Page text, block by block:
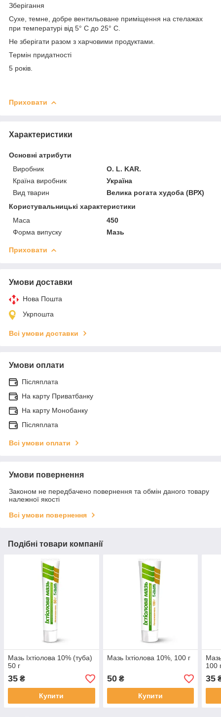
Зберігання
Сухе, темне, добре вентильоване приміщення на стелажах
при температурі від 5° С до 25° С.
Не зберігати разом з харчовими продуктами.
Термін придатності
5 років.
Приховати
Характеристики
Основні атрибути
Виробник
O. L. KAR.
Країна виробник
Україна
Вид тварин
Велика рогата худоба (ВРХ)
Користувальницькі характеристики
Маса
450
Форма випуску
Мазь
Приховати
Умови доставки
Нова Пошта
Укрпошта
Всі умови доставки
Умови оплати
Післяплата
На карту Приватбанку
На карту Монобанку
Післяплата
Всі умови оплати
Умови повернення
Законом не передбачено повернення та обмін даного товару
належної якості
Всі умови повернення
Подібні товари компанії
Мазь Іхтіолова 10% (туба)
50 г
35 ₴
Купити
Мазь Іхтіолова 10%, 100 г
50₴
Купити
100
35